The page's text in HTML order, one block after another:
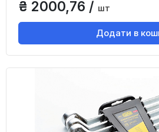
₴ 2000,76 / шт
Додати в